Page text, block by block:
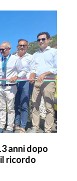
anni dopo
ricordo